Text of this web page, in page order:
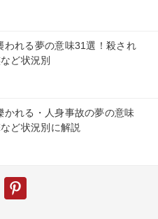
われる夢の意味31選！殺され
ど状況別
かれる・人身事故の夢の意味
ど状況別に解説